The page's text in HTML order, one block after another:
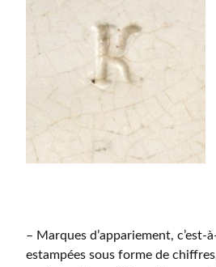
– Marques d’appariement, c’est-
estampées sous forme de